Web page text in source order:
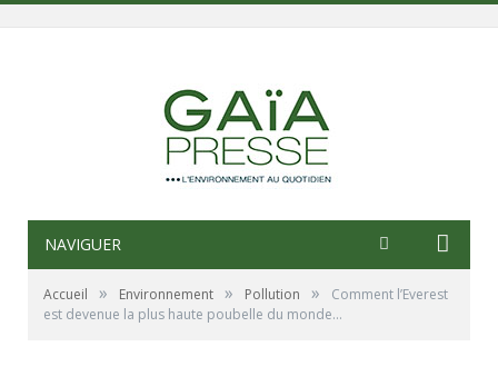
NAVIGUER
Accueil » Environnement » Pollution »
Comment l’Everest
est devenue la plus haute poubelle du monde…